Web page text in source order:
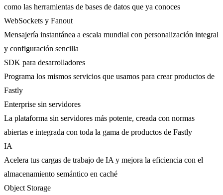
como las herramientas de bases de datos que ya conoces
WebSockets y Fanout
Mensajería instantánea a escala mundial con personalización integral
y configuración sencilla
SDK para desarrolladores
Programa los mismos servicios que usamos para crear productos de
Fastly
Enterprise sin servidores
La plataforma sin servidores más potente, creada con normas
abiertas e integrada con toda la gama de productos de Fastly
IA
Acelera tus cargas de trabajo de IA y mejora la eficiencia con el
almacenamiento semántico en caché
Object Storage